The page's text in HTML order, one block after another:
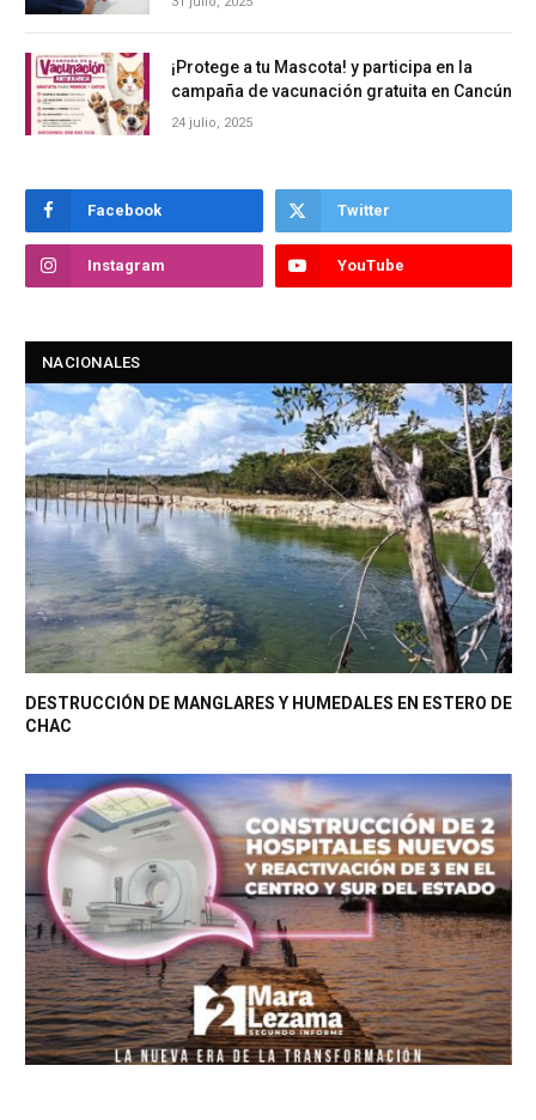
¡Protege a tu Mascota! y participa en la
campaña de vacunación gratuita en Cancún
24 julio, 2025
Facebook Twitter
Instagram YouTube
NACIONALES
DESTRUCCIÓN DE MANGLARES Y HUMEDALES EN ESTERO DE
CHAC